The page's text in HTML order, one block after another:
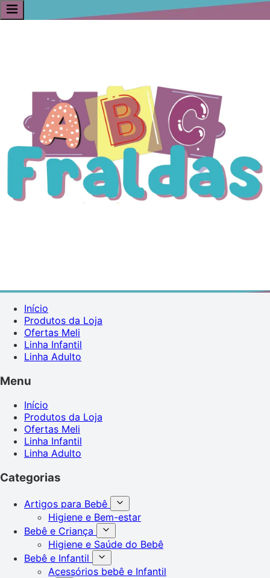
Início
Produtos da Loja
Ofertas Meli
Linha Infantil
Linha Adulto
Menu
Início
Produtos da Loja
Ofertas Meli
Linha Infantil
Linha Adulto
Categorias
Artigos para Bebê
Higiene e Bem-estar
Bebê e Criança
Higiene e Saúde do Bebê
Bebê e Infantil
Acessórios bebê e Infantil